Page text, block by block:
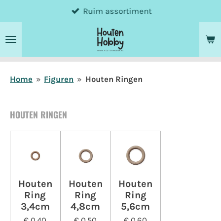
direct
naar
Ruim assortiment
Home » Figuren » Houten Ringen
HOUTEN RINGEN
Houten
Ring
3,4cm
Houten
Ring
4,8cm
Houten
Ring
5,6cm